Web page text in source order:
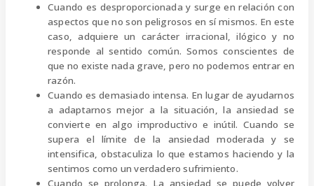
Cuando es desproporcionada y surge en relación con
aspectos que no son peligrosos en sí mismos. En este
caso, adquiere un carácter irracional, ilógico y no
responde al sentido común. Somos conscientes de
que no existe nada grave, pero no podemos entrar en
razón.
Cuando es demasiado intensa. En lugar de ayudarnos
a adaptarnos mejor a la situación, la ansiedad se
convierte en algo improductivo e inútil. Cuando se
supera el límite de la ansiedad moderada y se
intensifica, obstaculiza lo que estamos haciendo y la
sentimos como un verdadero sufrimiento.
Cuando se prolonga. La ansiedad se puede volver